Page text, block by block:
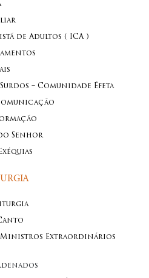
de Adultos ( ICA )
– Comunidade Éfeta
Senhor
Ministros Extraordinários